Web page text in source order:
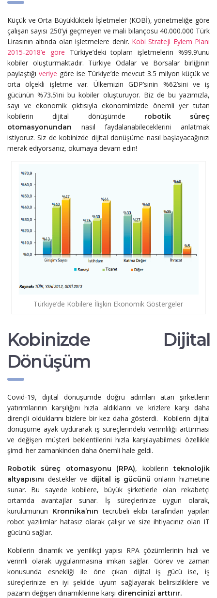
Küçük ve Orta Büyüklükteki İşletmeler (KOBİ), yönetmeliğe göre
çalışan sayısı 250’yi geçmeyen ve mali bilançosu 40.000.000 Türk
Lirasının altında olan işletmelere denir. Kobi Strateji Eylem Planı
2015-2018’e göre Türkiye’deki toplam işletmelerin %99.9’unu
kobiler oluşturmaktadır. Türkiye Odalar ve Borsalar birliğinin
paylaştığı veriye göre ise Türkiye’de mevcut 3.5 milyon küçük ve
orta ölçekli işletme var. Ülkemizin GDP’sinin %62’sini ve iş
gücünün %73.5’ini bu kobiler oluşturuyor. Biz de bu yazımızla,
sayı ve ekonomik çıktısıyla ekonomimizde önemli yer tutan
kobilerin dijital dönüşümde robotik süreç
otomasyonundan nasıl faydalanabileceklerini anlatmak
istiyoruz. Siz de kobinizde dijital dönüşüme nasıl başlayacağınızı
merak ediyorsanız, okumaya devam edin!
Türkiye’de Kobilere İlişkin Ekonomik Göstergeler
Kobinizde Dijital
Dönüşüm
Covid-19, dijital dönüşümde doğru adımları atan şirketlerin
yatırımlarının karşılığını hızla aldıklarını ve krizlere karşı daha
dirençli olduklarını bizlere bir kez daha gösterdi. Kobilerin dijital
dönüşüme ayak uydurarak iş süreçlerindeki verimliliği arttırması
ve değişen müşteri beklentilerini hızla karşılayabilmesi özellikle
şimdi her zamankinden daha önemli hale geldi.
Robotik süreç otomasyonu (RPA), kobilerinteknolojik
altyapısını destekler ve dijital iş gücünü onların hizmetine
sunar. Bu sayede kobilere, büyük şirketlerle olan rekabetçi
ortamda avantajlar sunar. İş süreçlerinize uygun olarak,
kurulumunun Kronnika’nın tecrübeli ekibi tarafından yapılan
robot yazılımlar hatasız olarak çalışır ve size ihtiyacınız olan IT
gücünü sağlar.
Kobilerin dinamik ve yenilikçi yapısı RPA çözümlerinin hızlı ve
verimli olarak uygulanmasına imkan sağlar. Görev ve zaman
konusunda esnekliği ile öne çıkan dijital iş gücü ise, iş
süreçlerinize en iyi şekilde uyum sağlayarak belirsizliklere ve
pazarın değişen dinamiklerine karşı direncinizi arttırır.